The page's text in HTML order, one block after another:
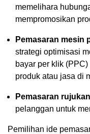
memelihara
mempromosikan
Pemasaran mesin
strategi optimisasi
bayar per klik
produk atau jasa di
Pemasaran
pelanggan untuk
Pemilihan ide